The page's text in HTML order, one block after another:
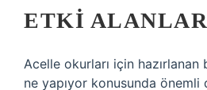
ETKI
Acelle okurları için
ne yapıyor konusunda önemli